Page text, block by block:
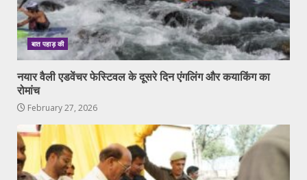
बात पहाड़ की
नयार वैली एडवेंचर फेस्टिवल के दूसरे दिन एंगलिंग और कयाकिंग का
रोमांच
February 27, 2026